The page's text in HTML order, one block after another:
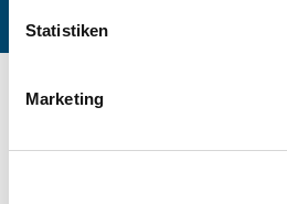
Statistiken
Marketing